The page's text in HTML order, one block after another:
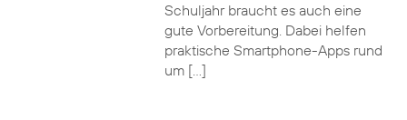
Schuljahr braucht es auch eine
gute Vorbereitung. Dabei helfen
praktische Smartphone-Apps rund
um […]